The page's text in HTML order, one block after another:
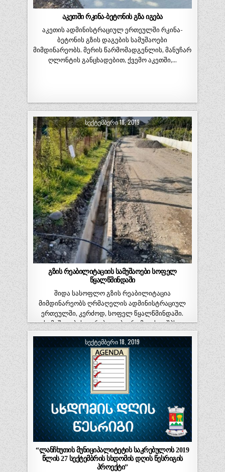
აკეთში რკინა-ბეტონის გზა იგება
აკეთის ადმინისტრაციულ ერთეულში რკინა-
ბეტონის გზის დაგების სამუშაოები
მიმდინარეობს. მერის წარმომადგენლის, მანუჩარ
ღლონტის განცხადებით, ქვემო აკეთში,…
ᲡᲔᲥᲢᲔᲛᲑᲔᲠᲘ 18, 2019
გზის რეაბილიტაციის სამუშაოები სოფელ
წყალწმინდაში
შიდა სასოფლო გზის რეაბილიტაცია
მიმდინარეობს ღრმაღელის ადმინისტრაციულ
ერთეულში, კერძოდ, სოფელ წყალწმინდაში.
სამუშაოების ღირებულება, რომელსაც შპს…
ᲡᲔᲥᲢᲔᲛᲑᲔᲠᲘ 18, 2019
“ლანჩხუთის მუნიციპალიტეტის საკრებულოს 2019
წლის 27 სექტემბრის სხდომის დღის წესრიგის
პროექტი”